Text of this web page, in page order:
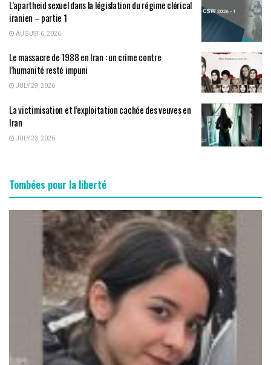
L’apartheid sexuel dans la législation du régime clérical
iranien – partie 1
AUGUST 6, 2026
Le massacre de 1988 en Iran : un crime contre
l’humanité resté impuni
JULY 29, 2026
La victimisation et l’exploitation cachée des veuves en
Iran
JULY 23, 2026
Tombées pour la liberté